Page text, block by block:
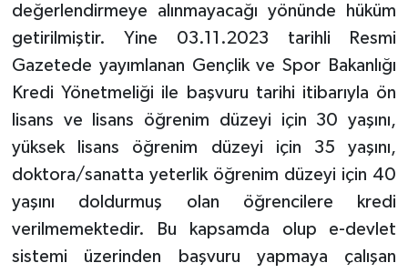
değerlendirmeye alınmayacağı yönünde hüküm
getirilmiştir. Yine 03.11.2023 tarihli Resmi
Gazetede yayımlanan Gençlik ve Spor Bakanlığı
Kredi Yönetmeliği ile başvuru tarihi itibarıyla ön
lisans ve lisans öğrenim düzeyi için 30 yaşını,
yüksek lisans öğrenim düzeyi için 35 yaşını,
doktora/sanatta yeterlik öğrenim düzeyi için 40
yaşını doldurmuş olan öğrencilere kredi
verilmemektedir. Bu kapsamda olup e-devlet
sistemi üzerinden başvuru yapmaya çalışan